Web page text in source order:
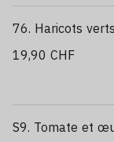
76. Haricots
19,90 CHF
S9. Tomate et